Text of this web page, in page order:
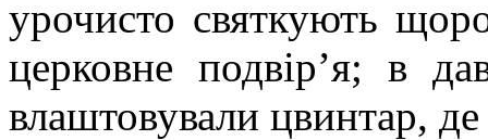
урочисто святкують
церковне подвір’я; в
влаштовували цвинтар,